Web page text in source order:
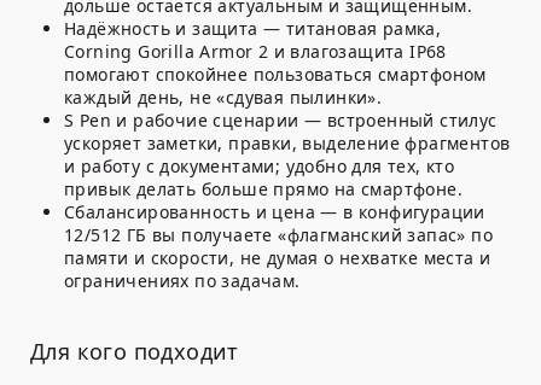
дольше остаётся актуальным и защищённым.
Надёжность и защита — титановая рамка,
Corning Gorilla Armor 2 и влагозащита IP68
помогают спокойнее пользоваться смартфоном
каждый день, не «сдувая пылинки».
S Pen и рабочие сценарии — встроенный стилус
ускоряет заметки, правки, выделение фрагментов
и работу с документами; удобно для тех, кто
привык делать больше прямо на смартфоне.
Сбалансированность и цена — в конфигурации
12/512 ГБ вы получаете «флагманский запас» по
памяти и скорости, не думая о нехватке места и
ограничениях по задачам.
Для кого подходит